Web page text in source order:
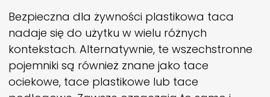
Bezpieczna dla żywności plastikowa taca
nadaje się do użytku w wielu różnych
kontekstach. Alternatywnie, te wszechstronne
pojemniki są również znane jako tace
ociekowe, tace plastikowe lub tace